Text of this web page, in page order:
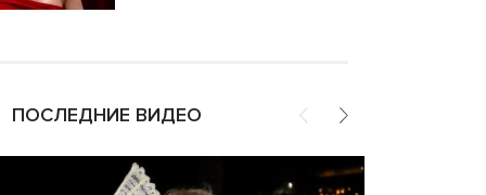
ПОСЛЕДНИЕ ВИДЕО